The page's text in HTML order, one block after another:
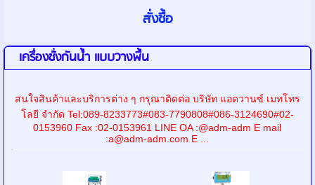
เครื่องชั่งกันน้ำ แบบวางพื้น
สนใจสินค้าและบริการต่าง ๆ กรุณาติดต่อ บริษัท แอดวานซ์ เมทโทร
โลยี จำกัด Tel:089-8233773#083-7790808#086-3124690#02-
0153960 Fax :02-0153961 LINE OA :@adm-adm E mail
:a@adm-adm.com E ...